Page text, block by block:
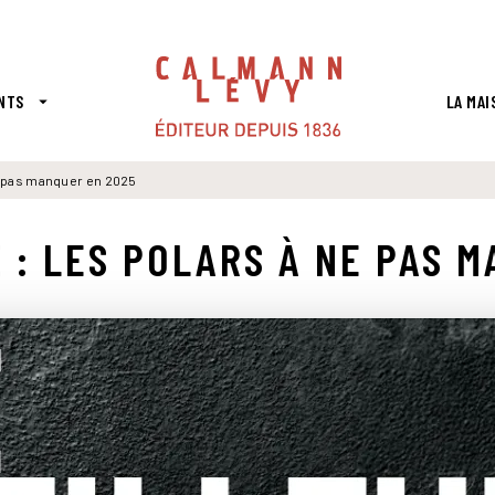
arrow_drop_down LA
manquer en 2025
: LES POLARS À NE PAS